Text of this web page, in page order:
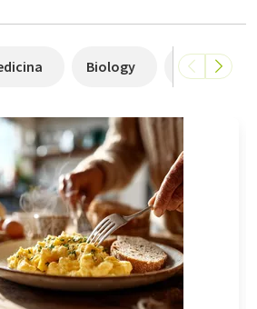
Biology Ingeniería